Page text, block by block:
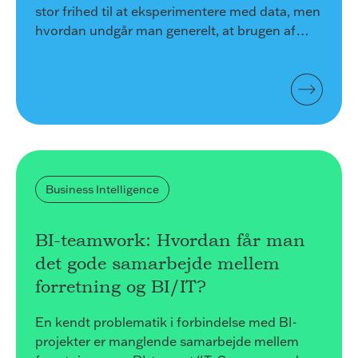
stor frihed til at eksperimentere med data, men
hvordan undgår man generelt, at brugen af
Business Intelligence
BI-teamwork: Hvordan får man
det gode samarbejde mellem
forretning og BI/IT?
En kendt problematik i forbindelse med BI-
projekter er manglende samarbejde mellem